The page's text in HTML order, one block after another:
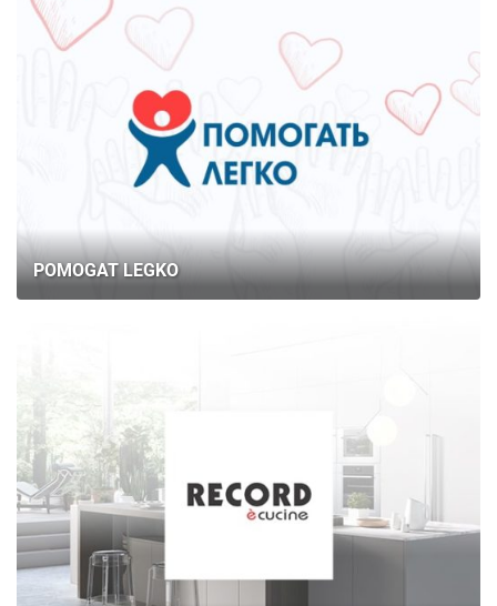
POMOGAT LEGKO